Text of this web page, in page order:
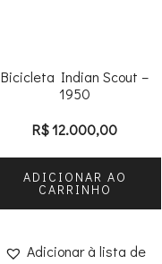
Bicicleta Indian Scout –
1950
R$12.000,00
ADICIONAR AO
CARRINHO
Adicionar à lista de